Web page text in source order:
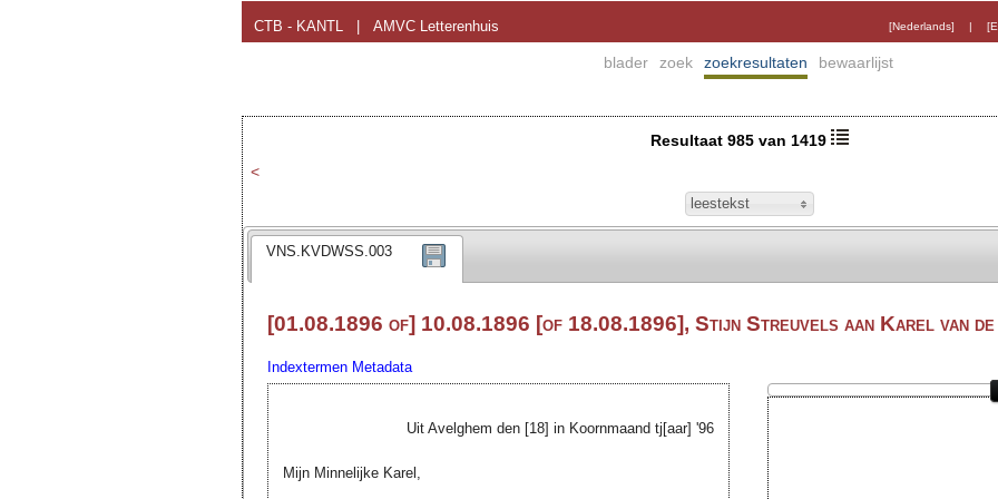
CTB - KANTL AMVC Letterenhuis |
[Nederlands]
blader zoek zoekresultaten bewaarlijst
<
Resultaat 985 van 1419
leestekst
VNS.KVDWSS.003
[01.08.1896 of] 10.08.1896 [of 18.08.1896], Stijn Streuvels aan Karel van
Indextermen Metadata
Uit Avelghem den [18] in Koornmaand tj[aar] '96
Mijn Minnelijke Karel,